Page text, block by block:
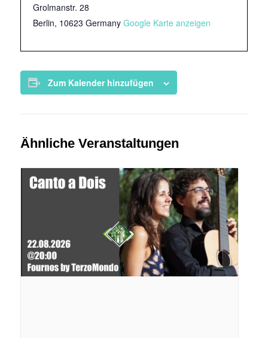
Grolmanstr. 28
Berlin, 10623 Germany Google Karte anzeigen
Zum Kalender hinzufügen
Ähnliche Veranstaltungen